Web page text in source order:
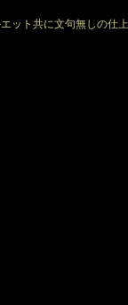
ット共に文句無しの仕